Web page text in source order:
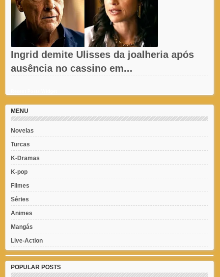
Ingrid demite Ulisses da joalheria após
ausência no cassino em...
MENU
Novelas
Turcas
K-Dramas
K-pop
Filmes
Séries
Animes
Mangás
Live-Action
POPULAR POSTS